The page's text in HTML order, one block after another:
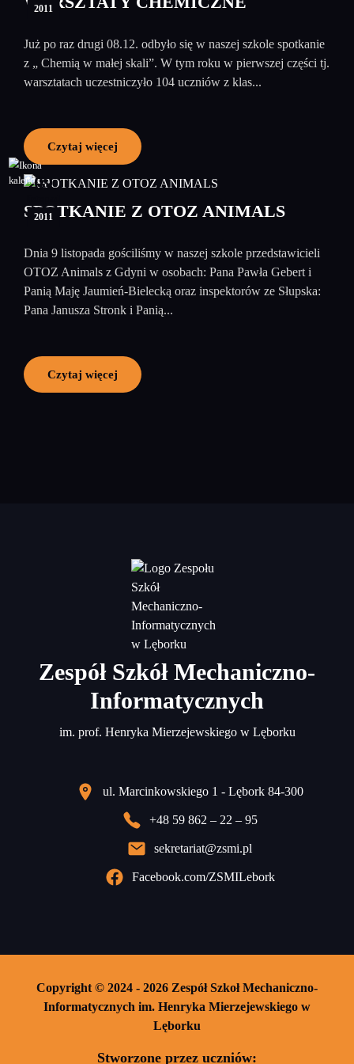
2011
Już po raz drugi 08.12. odbyło się w naszej szkole spotkanie
z „ Chemią w małej skali”. W tym roku w pierwszej części tj.
warsztatach uczestniczyło 104 uczniów z klas...
Czytaj więcej
09
2011
SPOTKANIE Z OTOZ ANIMALS
Dnia 9 listopada gościliśmy w naszej szkole przedstawicieli
OTOZ Animals z Gdyni w osobach: Pana Pawła Gebert i
Panią Maję Jaumień-Bielecką oraz inspektorów ze Słupska:
Pana Janusza Stronk i Panią...
Czytaj więcej
Zespół Szkół Mechaniczno-
Informatycznych
im. prof. Henryka Mierzejewskiego w Lęborku
ul. Marcinkowskiego 1 - Lębork 84-300
+48 59 862 – 22 – 95
sekretariat@zsmi.pl
Facebook.com/ZSMILebork
Copyright © 2024 - 2026 Zespół Szkoł Mechaniczno-
Informatycznych im. Henryka Mierzejewskiego w
Lęborku
Stworzone przez uczniów: